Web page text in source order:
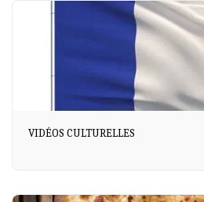
VIDÉOS CULTURELLES